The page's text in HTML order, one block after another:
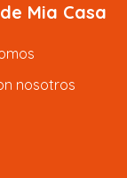
Mia Casa
nosotros